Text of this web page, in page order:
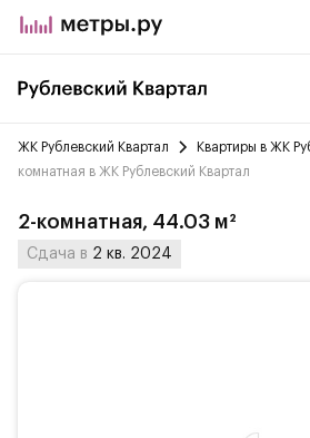
ЖК Рублевский Квартал Квартиры в ЖК
комнатная в ЖК Рублевский Квартал
2-комнатная, 44.03 м²
Сдача в 2 кв. 2024